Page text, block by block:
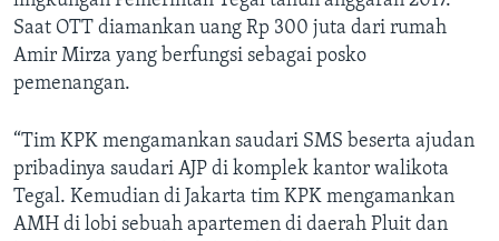
Saat OTT diamankan uang Rp 300 juta dari rumah
Amir Mirza yang berfungsi sebagai posko
pemenangan.
“Tim KPK mengamankan saudari SMS beserta ajudan
pribadinya saudari AJP di komplek kantor walikota
Tegal. Kemudian di Jakarta tim KPK mengamankan
AMH di lobi sebuah apartemen di daerah Pluit dan